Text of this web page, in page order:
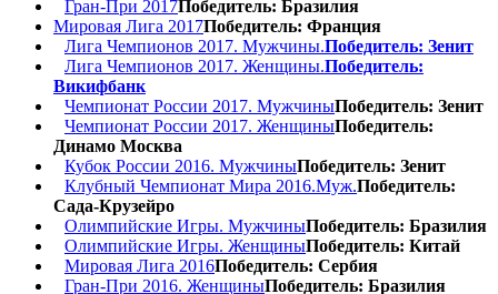
Гран-При 2017Победитель: Бразилия
Мировая Лига 2017Победитель: Франция
Лига Чемпионов 2017. Мужчины.Победитель: Зенит
Лига Чемпионов 2017. Женщины.Победитель:
Викифбанк
Чемпионат России 2017. МужчиныПобедитель: Зенит
Чемпионат России 2017. ЖенщиныПобедитель:
Динамо Москва
Кубок России 2016. МужчиныПобедитель: Зенит
Клубный Чемпионат Мира 2016.Муж.Победитель:
Сада-Крузейро
Олимпийские Игры. МужчиныПобедитель: Бразилия
Олимпийские Игры. ЖенщиныПобедитель: Китай
Мировая Лига 2016Победитель: Сербия
Гран-При 2016. ЖенщиныПобедитель: Бразилия